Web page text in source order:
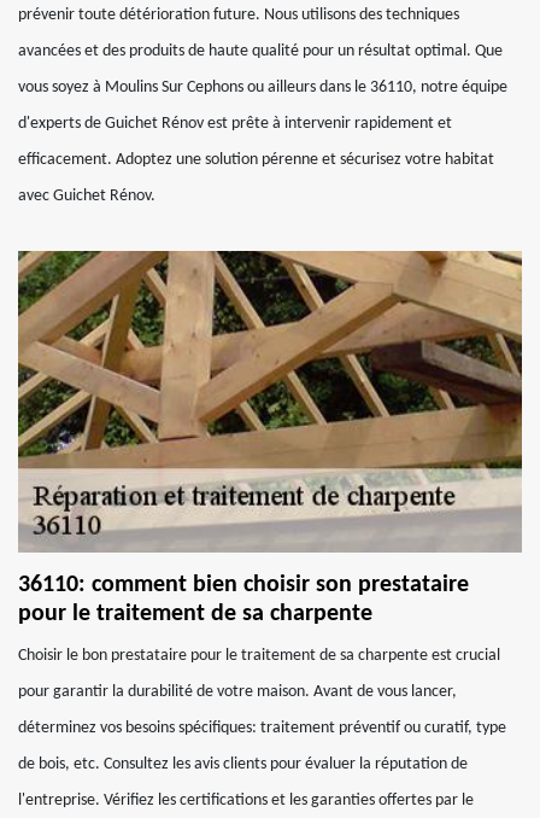
prévenir toute détérioration future. Nous utilisons des techniques
avancées et des produits de haute qualité pour un résultat optimal. Que
vous soyez à Moulins Sur Cephons ou ailleurs dans le 36110, notre équipe
d'experts de Guichet Rénov est prête à intervenir rapidement et
efficacement. Adoptez une solution pérenne et sécurisez votre habitat
avec Guichet Rénov.
36110: comment bien choisir son prestataire
pour le traitement de sa charpente
Choisir le bon prestataire pour le traitement de sa charpente est crucial
pour garantir la durabilité de votre maison. Avant de vous lancer,
déterminez vos besoins spécifiques: traitement préventif ou curatif, type
de bois, etc. Consultez les avis clients pour évaluer la réputation de
l'entreprise. Vérifiez les certifications et les garanties offertes par le